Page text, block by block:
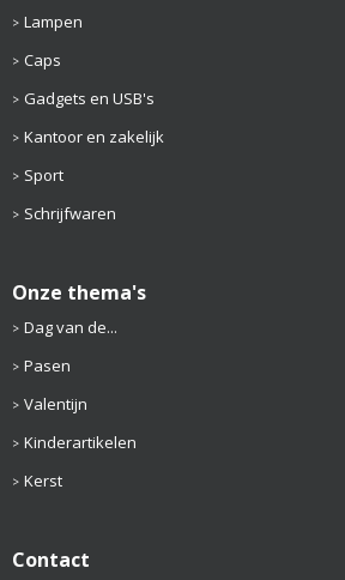
Lampen
Caps
Gadgets en USB's
Kantoor en zakelijk
Sport
Schrijfwaren
Onze thema's
Dag van de...
Pasen
Valentijn
Kinderartikelen
Kerst
Contact